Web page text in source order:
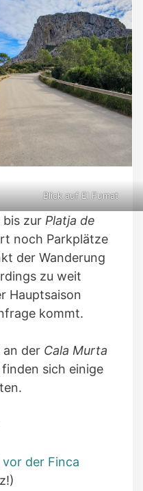
Blick auf El Fumat
bis zur Platja de
noch Parkplätze
der Wanderung
zu weit
Hauptsaison
kommt.
an der Cala Murta
sich einige
der Finca